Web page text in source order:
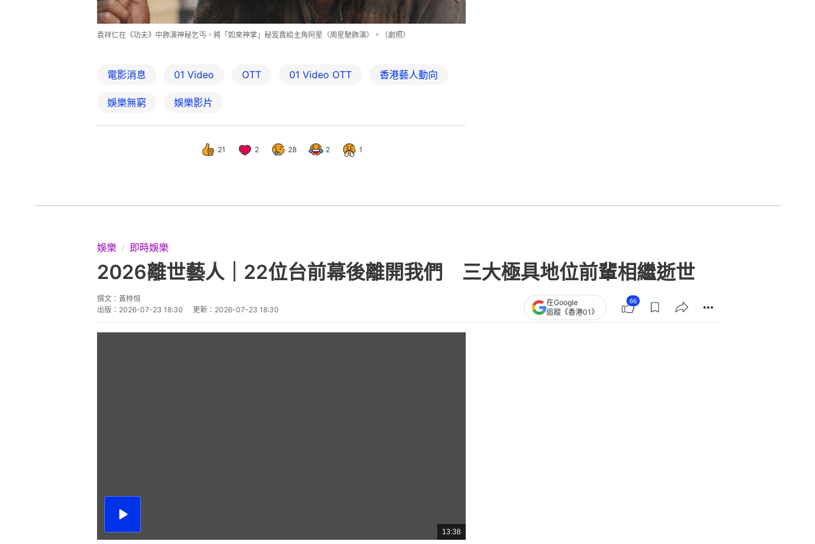
袁祥仁在《功夫》中飾演神秘乞丐，將「如來神掌」秘笈賣給主角阿星（周星馳飾演）。（劇照）
電影消息 01 Video OTT 01‌ ‌Video‌ ‌OTT 香港藝人動向
娛樂無窮 娛樂影片
21 2 28 2 1
娛樂 即時娛樂
2026離世藝人｜22位台前幕後離開我們 三大極具地位前輩相繼逝世
播
總
共
13:38
撰文： 黃梓恒
出版： 2026-07-23 18:30 更新： 2026-07-23 18:30
在Google
追蹤《香港01》
66